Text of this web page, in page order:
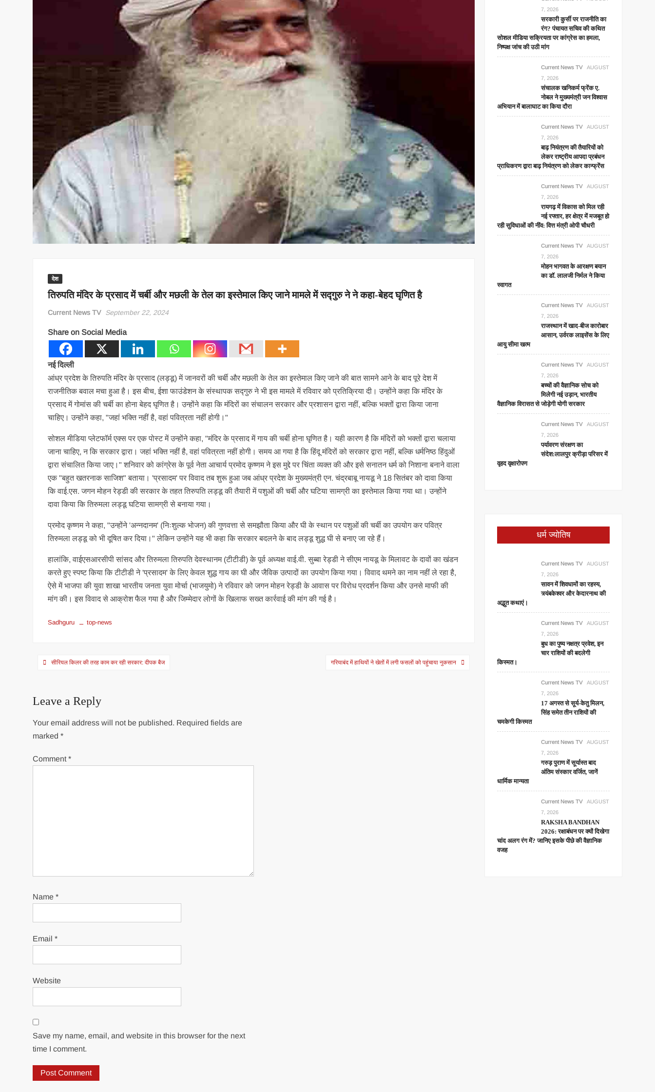
देश
तिरुपति मंदिर के प्रसाद में चर्बी और मछली के तेल का इस्तेमाल क‍िए जाने मामले में सद्गुरु ने ने कहा-बेहद घृणित है
Current News TV September 22, 2024
Share on Social Media
नई दिल्ली
आंध्र प्रदेश के तिरुपति मंदिर के प्रसाद (लड्डू) में जानवरों की चर्बी और मछली के तेल का इस्तेमाल क‍िए जाने की बात सामने आने के बाद पूरे देश में
राजनीतिक बवाल मचा हुआ है। इस बीच, ईशा फाउंडेशन के संस्थापक सद्गुरु ने भी इस मामले में रविवार को प्रतिक्रिया दी। उन्होंने कहा कि मंदिर के
प्रसाद में गोमांस की चर्बी का होना बेहद घृणित है। उन्होंने कहा कि मंदिरों का संचालन सरकार और प्रशासन द्वारा नहीं, बल्कि भक्तों द्वारा किया जाना
चाहिए। उन्होंने कहा, "जहां भक्ति नहीं है, वहां पवित्रता नहीं होगी।"
सोशल मीडिया प्लेटफॉर्म एक्स पर एक पोस्ट में उन्होंने कहा, "मंदिर के प्रसाद में गाय की चर्बी होना घृणित है। यही कारण है कि मंदिरों को भक्तों द्वारा चलाया
जाना चाहिए, न कि सरकार द्वारा। जहां भक्ति नहीं है, वहां पवित्रता नहीं होगी। समय आ गया है कि हिंदू मंदिरों को सरकार द्वारा नहीं, बल्कि धर्मनिष्ठ हिंदुओं
द्वारा संचाल‍ित क‍िया जाए।" शनिवार को कांग्रेस के पूर्व नेता आचार्य प्रमोद कृष्णम ने इस मुद्दे पर चिंता व्यक्त की और इसे सनातन धर्म को निशाना बनाने वाला
एक "बहुत खतरनाक साजिश" बताया। 'प्रसादम' पर विवाद तब शुरू हुआ जब आंध्र प्रदेश के मुख्यमंत्री एन. चंद्रबाबू नायडू ने 18 सितंबर को दावा किया
कि वाई.एस. जगन मोहन रेड्डी की सरकार के तहत तिरुपति लड्डू की तैयारी में पशुओं की चर्बी और घटिया सामग्री का इस्तेमाल किया गया था। उन्होंने
दावा किया कि तिरुमला लड्डू घटिया सामग्री से बनाया गया।
प्रमोद कृष्‍णम ने कहा, "उन्होंने 'अन्नदानम' (निःशुल्क भोजन) की गुणवत्ता से समझौता किया और घी के स्थान पर पशुओं की चर्बी का उपयोग कर पवित्र
तिरुमला लड्डू को भी दूषित कर दिया।" लेकिन उन्होंने यह भी कहा कि सरकार बदलने के बाद लड्डू शुद्ध घी से बनाए जा रहे हैं।
हालांकि, वाईएसआरसीपी सांसद और तिरुमला तिरुपति देवस्थानम (टीटीडी) के पूर्व अध्यक्ष वाई.वी. सुब्बा रेड्डी ने सीएम नायडू के मिलावट के दावों का खंडन
करते हुए स्पष्ट किया कि टीटीडी ने 'प्रसादम' के लिए केवल शुद्ध गाय का घी और जैविक उत्पादों का उपयोग किया गया। विवाद थमने का नाम नहीं ले रहा है,
ऐसे में भाजपा की युवा शाखा भारतीय जनता युवा मोर्चा (भाजयुमो) ने रविवार को जगन मोहन रेड्डी के आवास पर विरोध प्रदर्शन किया और उनसे माफी की
मांग की। इस विवाद से आक्रोश फैल गया है और जिम्मेदार लोगों के खिलाफ सख्त कार्रवाई की मांग की गई है।
Sadhguru top-news
Postसीरियल किलर की तरह काम कर रही सरकार: दीपक बैज गरियाबंद में हाथियों ने खेतों में लगी फसलों को पहुंचाया नुकसान
Leave a Reply
Your email address will not be published. Required fields are
marked*
Comment*
Name*
Email*
Website
Save my name, email, and website in this browser for the next
time I comment.
7, 2026
सरकारी कुर्सी पर राजनीति का
रंग? पंचायत सचिव की कथित
सोशल मीडिया सक्रियता पर कांग्रेस का हमला,
निष्पक्ष जांच की उठी मांग
Current News TV
AUGUST
7, 2026
संचालक खनिकर्म फ्रेंक ए.
नोबल ने मुख्यमंत्री जन विश्वास
अभियान में बालाघाट का किया दौरा
Current News TV
AUGUST
7, 2026
बाढ़ नियंत्रण की तैयारियों को
लेकर राष्ट्रीय आपदा प्रबंधन
प्राधिकरण द्वारा बाढ़ नियंत्रण को लेकर कान्फ्रेंस
Current News TV
AUGUST
7, 2026
रायगढ़ में विकास को मिल रही
नई रफ्तार, हर क्षेत्र में मजबूत हो
रही सुविधाओं की नींव: वित्त मंत्री ओपी चौधरी
Current News TV
AUGUST
7, 2026
मोहन भागवत के आरक्षण बयान
का डॉ. लालजी निर्मल ने किया
स्वागत
Current News TV
AUGUST
7, 2026
राजस्थान में खाद-बीज कारोबार
आसान, उर्वरक लाइसेंस के लिए
आयु सीमा खत्म
Current News TV
AUGUST
7, 2026
बच्चों की वैज्ञानिक सोच को
मिलेगी नई उड़ान, भारतीय
वैज्ञानिक विरासत से जोड़ेगी योगी सरकार
Current News TV
AUGUST
7, 2026
पर्यावरण संरक्षण का
संदेश:लालपुर क्रीड़ा परिसर में
वृहद वृक्षारोपण
धर्म ज्योतिष
Current News TV
AUGUST
7, 2026
सावन में शिवधामों का रहस्य,
त्र्यंबकेश्वर और केदारनाथ की
अद्भुत कथाएं।
Current News TV
AUGUST
7, 2026
बुध का पुष्य नक्षत्र प्रवेश, इन
चार राशियों की बदलेगी
किस्मत।
Current News TV
AUGUST
7, 2026
17 अगस्त से सूर्य-केतु मिलन,
सिंह समेत तीन राशियों की
चमकेगी किस्मत
Current News TV
AUGUST
7, 2026
गरुड़ पुराण में सूर्यास्त बाद
अंतिम संस्कार वर्जित, जानें
धार्मिक मान्यता
Current News TV
AUGUST
7, 2026
RAKSHA BANDHAN
2026: रक्षाबंधन पर क्यों दिखेगा
चांद अलग रंग में? जानिए इसके पीछे की वैज्ञानिक
वजह